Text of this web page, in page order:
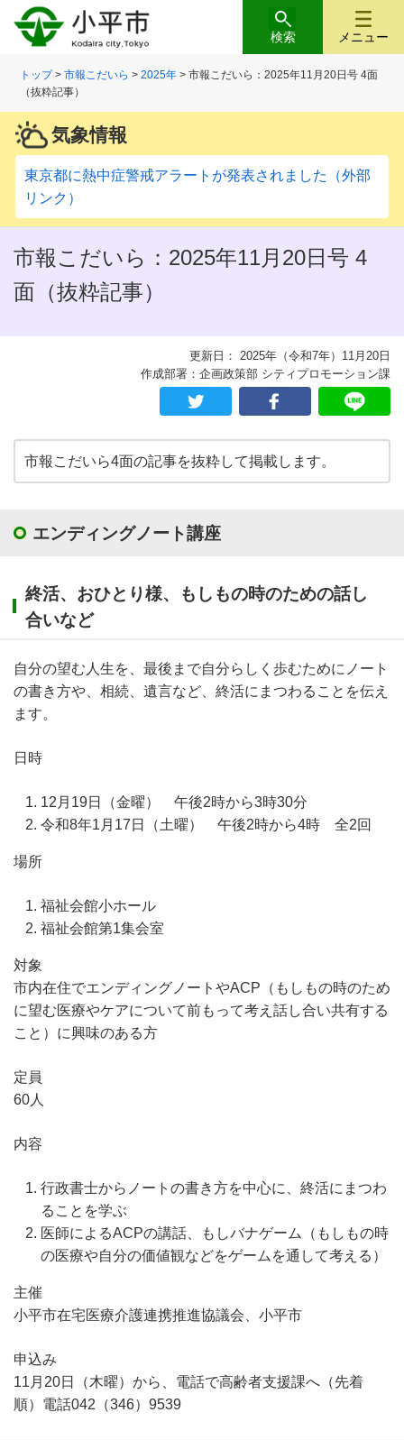
メニュー
検索
トップ>市報こだいら >2025年 > 市報こだいら：2025年11月20日号 4面
（抜粋記事）
気象情報
東京都に熱中症警戒アラートが発表されました（外部
リンク）
市報こだいら：2025年11月20日号 4
面（抜粋記事）
更新日： 2025年（令和7年）11月20日
作成部署：企画政策部 シティプロモーション課
市報こだいら4面の記事を抜粋して掲載します。
エンディングノート講座
終活、おひとり様、もしもの時のための話し
合いなど
自分の望む人生を、最後まで自分らしく歩むためにノート
の書き方や、相続、遺言など、終活にまつわることを伝え
ます。
日時
12月19日（金曜） 午後2時から3時30分
令和8年1月17日（土曜） 午後2時から4時 全2回
場所
福祉会館小ホール
福祉会館第1集会室
対象
市内在住でエンディングノートやACP（もしもの時のため
に望む医療やケアについて前もって考え話し合い共有する
こと）に興味のある方
定員
60人
内容
行政書士からノートの書き方を中心に、終活にまつわ
ることを学ぶ
医師によるACPの講話、もしバナゲーム（もしもの時
の医療や自分の価値観などをゲームを通して考える）
主催
小平市在宅医療介護連携推進協議会、小平市
申込み
11月20日（木曜）から、電話で高齢者支援課へ（先着
順）電話042（346）9539